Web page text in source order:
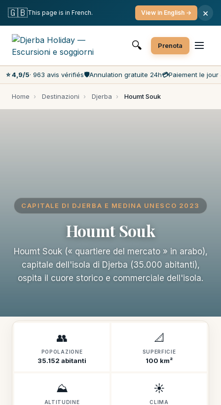
Cancellazione gratuita
Pagamento il giorno stesso
Prezzi più bassi del mercato
Servizio clienti 7 giorni su 7
🔍 Prenota
⭐ 4,9/5· 963 avis vérifiés🛡️Annulation gratuite 24h💳Paiement le jour
Home › Destinazioni › Djerba › Houmt Souk
CAPITALE DI DJERBA E MEDINA UNESCO 2023
Houmt Souk
Houmt Souk (« quartiere del mercato » in arabo),
capitale dell'isola di Djerba (35.000 abitanti),
ospita il cuore storico e commerciale dell'isola.
👥
POPOLAZIONE
35.152 abitanti
📐
SUPERFICIE
100 km²
⛰️
ALTITUDINE
☀️
CLIMA
🇬🇧This page is in French. View in English → ×